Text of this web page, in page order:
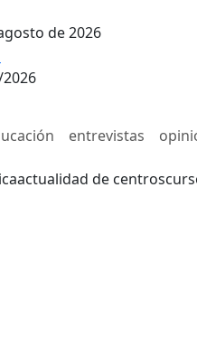
de 2026
entrevistas
actualidad de centros